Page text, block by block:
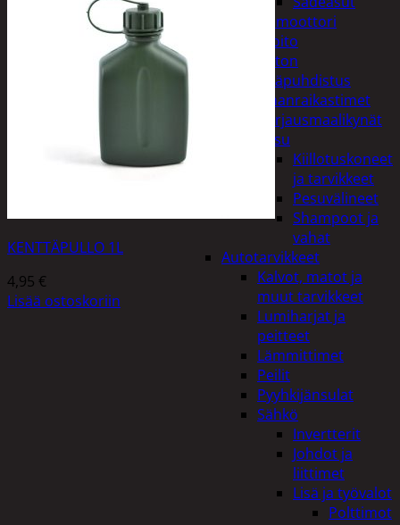
Auto, vene ja moottori
Autonhoito
Auton
sisäpuhdistus
Ilmanraikastimet
Korjausmaalikynät
Pesu
Kiillotuskoneet
ja tarvikkeet
Pesuvälineet
Shampoot ja
vahat
Autotarvikkeet
Kalvot, matot ja
muut tarvikkeet
Lumiharjat ja
peitteet
Lämmittimet
Peilit
Pyyhkijänsulat
Sähkö
Invertterit
Johdot ja
liittimet
Lisä ja työvalot
Polttimot
KENTTÄPULLO 1L
4,95 €
Lisää ostoskoriin